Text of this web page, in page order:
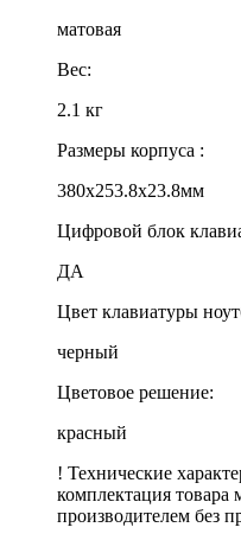
матовая
Вес:
2.1 кг
Размеры корпуса :
380x253.8x23.8мм
Цифровой блок
ДА
Цвет клавиатуры
черный
Цветовое решение:
красный
! Технические
комплектация
производителем без